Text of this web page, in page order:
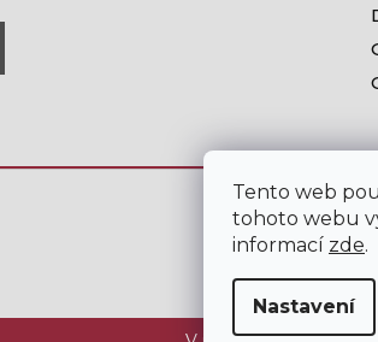
Tento web
tohoto webu
informací zde.
Nastavení